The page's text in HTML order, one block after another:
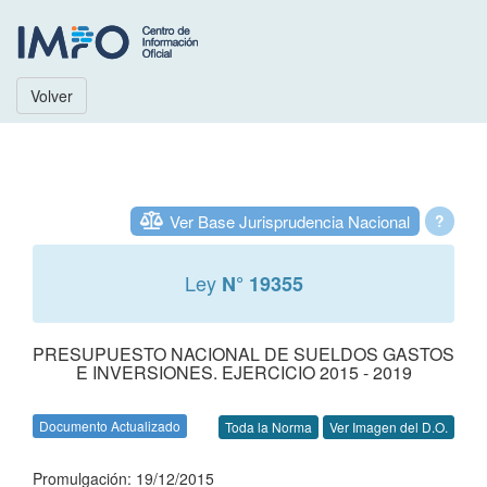
Volver
?
Ver Base Jurisprudencia Nacional
Ley N° 19355
PRESUPUESTO NACIONAL DE SUELDOS GASTOS
E INVERSIONES. EJERCICIO 2015 - 2019
Documento Actualizado Toda la Norma Ver Imagen del D.O.
Promulgación: 19/12/2015